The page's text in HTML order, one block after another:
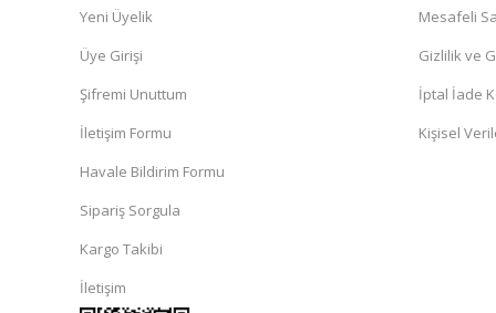
Yeni Üyelik
Üye Girişi
Şifremi Unuttum
İletişim Formu
Havale Bildirim Formu
Sipariş Sorgula
Kargo Takibi
İletişim
Mesafeli
Gizlilik ve
İptal İade
Kişisel